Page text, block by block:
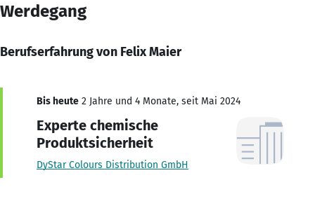
Werdegang
Berufserfahrung von Felix Maier
Bis heute 2 Jahre und 4 Monate, seit Mai 2024
Experte chemische
Produktsicherheit
DyStar Colours Distribution GmbH